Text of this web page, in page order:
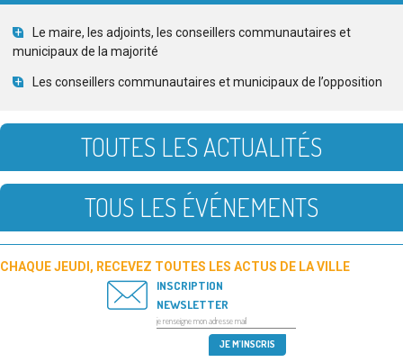
Le maire, les adjoints, les conseillers communautaires et
municipaux de la majorité
Les conseillers communautaires et municipaux de l’opposition
TOUTES LES ACTUALITÉS
TOUS LES ÉVÉNEMENTS
CHAQUE JEUDI, RECEVEZ TOUTES LES ACTUS DE LA VILLE
INSCRIPTION
NEWSLETTER